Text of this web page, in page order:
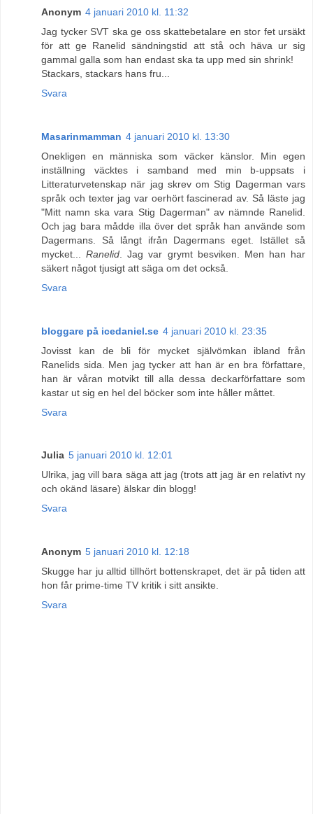
Anonym 4 januari 2010 kl. 11:32
Jag tycker SVT ska ge oss skattebetalare en stor fet ursäkt
för att ge Ranelid sändningstid att stå och häva ur sig
gammal galla som han endast ska ta upp med sin shrink!
Stackars, stackars hans fru...
Svara
Masarinmamman 4 januari 2010 kl. 13:30
Onekligen en människa som väcker känslor. Min egen
inställning väcktes i samband med min b-uppsats i
Litteraturvetenskap när jag skrev om Stig Dagerman vars
språk och texter jag var oerhört fascinerad av. Så läste jag
"Mitt namn ska vara Stig Dagerman" av nämnde Ranelid.
Och jag bara mådde illa över det språk han använde som
Dagermans. Så långt ifrån Dagermans eget. Istället så
mycket...Ranelid . Jag var grymt besviken. Men han har
säkert något tjusigt att säga om det också.
Svara
bloggare på icedaniel.se 4 januari 2010 kl. 23:35
Jovisst kan de bli för mycket självömkan ibland från
Ranelids sida. Men jag tycker att han är en bra författare,
han är våran motvikt till alla dessa deckarförfattare som
kastar ut sig en hel del böcker som inte håller måttet.
Svara
Julia 5 januari 2010 kl. 12:01
Ulrika, jag vill bara säga att jag (trots att jag är en relativt ny
och okänd läsare) älskar din blogg!
Svara
Anonym 5 januari 2010 kl. 12:18
Skugge har ju alltid tillhört bottenskrapet, det är på tiden att
hon får prime-time TV kritik i sitt ansikte.
Svara